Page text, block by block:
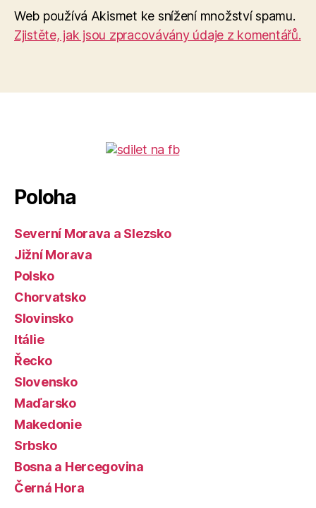
Web používá Akismet ke snížení množství spamu.
Zjistěte, jak jsou zpracovávány údaje z komentářů.
Poloha
Severní Morava a Slezsko
Jižní Morava
Polsko
Chorvatsko
Slovinsko
Itálie
Řecko
Slovensko
Maďarsko
Makedonie
Srbsko
Bosna a Hercegovina
Černá Hora